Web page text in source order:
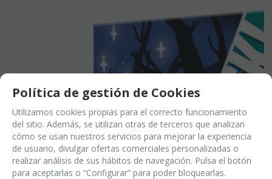
Política de gestión de Cookies
Utilizamos cookies propias para el correcto funcionamiento
del sitio. Además, se utilizan otras de terceros que analizan
cómo se usan nuestros servicios para mejorar la experiencia
de usuario, divulgar ofertas comerciales personalizadas o
realizar análisis de sus hábitos de navegación. Pulsa el botón
para aceptarlas o “Configurar” para poder bloquearlas.